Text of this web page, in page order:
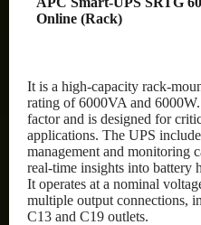
Online (Rack)
It is a high-capacity rack-
rating of 6000VA and
factor and is designed for
applications. The UPS
management and monitoring
real-time insights into battery
It operates at a nominal
multiple output connections,
C13 and C19 outlets.